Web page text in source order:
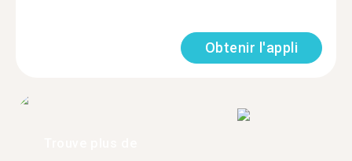
Obtenir l'appli